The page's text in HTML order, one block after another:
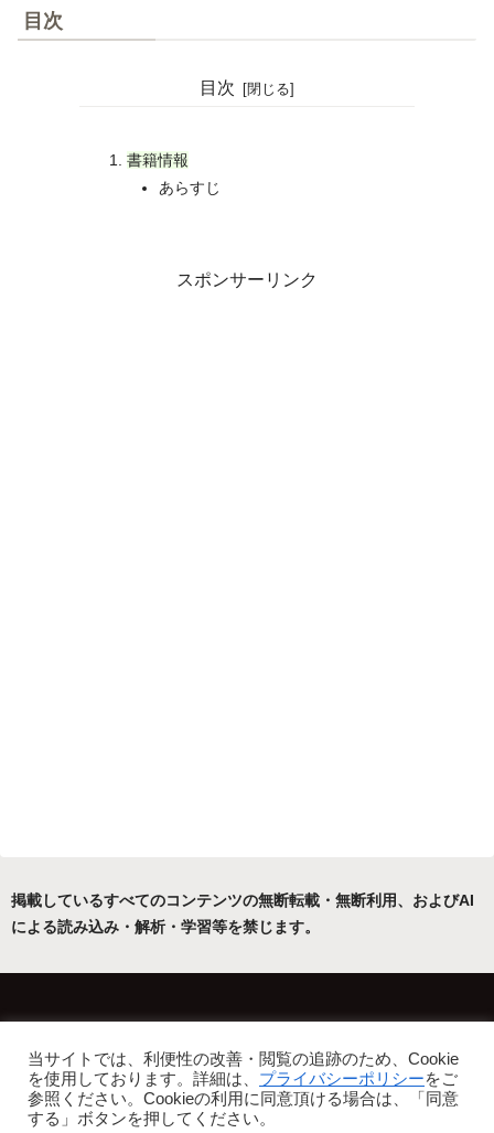
目次
目次
書籍情報
あらすじ
スポンサーリンク
掲載しているすべてのコンテンツの無断転載・無断利用、およびAI
による読み込み・解析・学習等を禁じます。
プライバシーポリシー・免責事項
Copyright © 2022-2026 フリーアトリエ晴星 All Rights Reserved.
当サイトでは、利便性の改善・閲覧の追跡のため、Cookie
を使用しております。詳細は、 プライバシーポリシーをご
参照ください。Cookieの利用に同意頂ける場合は、「同意
する」ボタンを押してください。